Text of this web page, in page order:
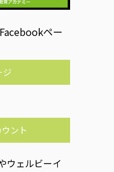
ペー
ジ
ント
ウェルビーイ